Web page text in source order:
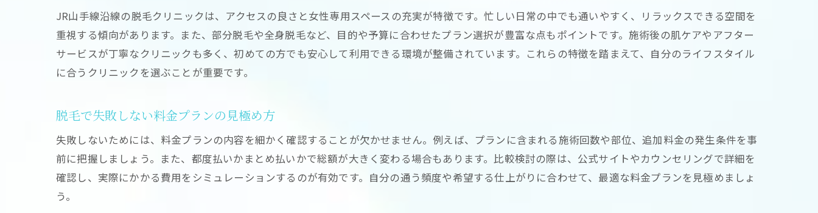
脱毛回数と料金の関係を徹底解説
追加費用を抑える全身脱毛プラン選び
脱毛の料金相場を把握して賢く選ぶ方法
脱毛料金相場を知って失敗しない選択
医療脱毛とサロン脱毛の料金相場比較
JR山手線沿線の脱毛クリニックは、アクセスの良さと女性専用スペースの充実が特徴です。忙しい日常の中でも通いやすく、リラックスできる空間を
重視する傾向があります。また、部分脱毛や全身脱毛など、目的や予算に合わせたプラン選択が豊富な点もポイントです。施術後の肌ケアやアフター
サービスが丁寧なクリニックも多く、初めての方でも安心して利用できる環境が整備されています。これらの特徴を踏まえて、自分のライフスタイル
に合うクリニックを選ぶことが重要です。
脱毛で失敗しない料金プランの見極め方
失敗しないためには、料金プランの内容を細かく確認することが欠かせません。例えば、プランに含まれる施術回数や部位、追加料金の発生条件を事
前に把握しましょう。また、都度払いかまとめ払いかで総額が大きく変わる場合もあります。比較検討の際は、公式サイトやカウンセリングで詳細を
確認し、実際にかかる費用をシミュレーションするのが有効です。自分の通う頻度や希望する仕上がりに合わせて、最適な料金プランを見極めましょ
う。